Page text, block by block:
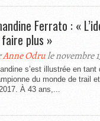
Ferrato : «
plus »
Anne Odrule novembre
s’est illustrée en
du monde de trail
À 43 ans,...